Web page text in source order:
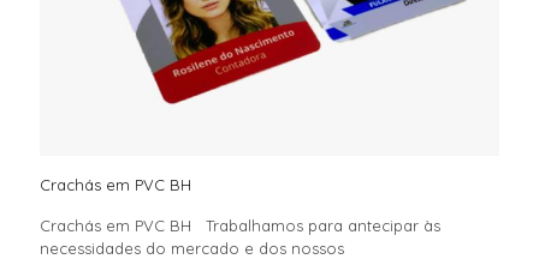
Crachás em PVC BH
Crachás em PVC BH Trabalhamos para antecipar às
necessidades do mercado e dos nossos